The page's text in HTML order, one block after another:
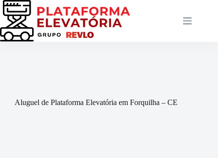
Pular
para
conteúdo
Aluguel de Plataforma Elevatória em Forquilha – CE